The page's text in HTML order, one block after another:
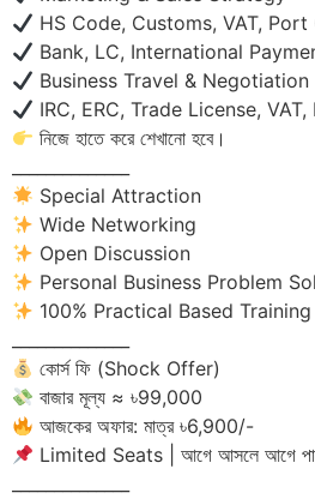
HS Code, Customs, VAT, Port
Bank, LC, International
Business Travel & Negotiation
IRC, ERC, Trade License, VAT,
নিজে হাতে করে শেখানো হবে।
Special Attraction
Wide Networking
Open Discussion
Personal Business Problem
100% Practical Based Training
কোর্স ফি (Shock Offer)
বাজার মূল্য ≈ ৳99,000
আজকের অফার: মাত্র ৳6,900/-
Limited Seats | আগে আসলে আগে